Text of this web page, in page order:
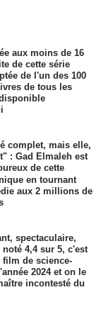
aux moins de 16
de cette série
de l'un des 100
de tous les
complet, mais elle,
: Gad Elmaleh est
de cette
en tournant
aux 2 millions de
spectaculaire,
4,4 sur 5, c'est
film de science-
2024 et on le
incontesté du